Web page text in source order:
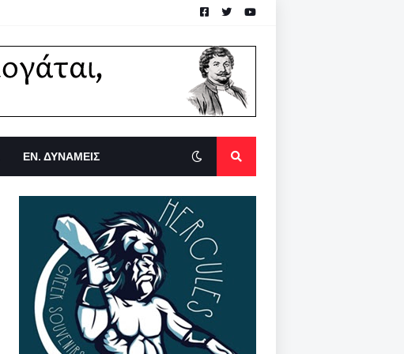
ΕΝ. ΔΥΝΑΜΕΙΣ